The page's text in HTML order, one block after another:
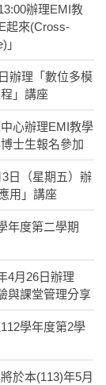
辦理EMI教
起來(Cross-
辦理「數位多模
」講座
心辦理EMI教學
士生報名參加
日（星期五）辦
用」講座
年度第二學期
4月26日辦理
與課堂管理分享
學年度第2學
於本(113)年5月